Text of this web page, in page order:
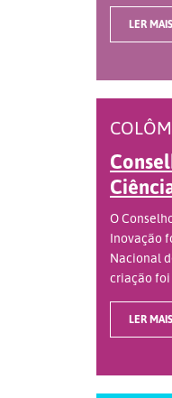
LER MAIS
O
Inovação
Nacional
criação foi
LER MAIS